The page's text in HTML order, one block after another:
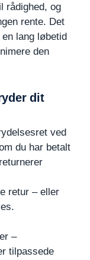
rådighed, og
rente. Det
lang løbetid
den
dit
ved
du har betalt
retur – eller
–
tilpassede